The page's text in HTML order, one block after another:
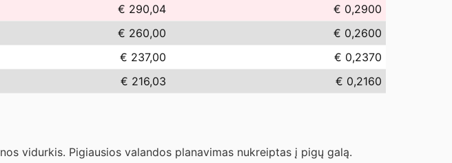
€ 290,04
€ 0,2900
€ 260,00
€ 0,2600
€ 237,00
€ 0,2370
€ 216,03 € 0,2160
vidurkis. Pigiausios valandos planavimas nukreiptas į pigų galą.